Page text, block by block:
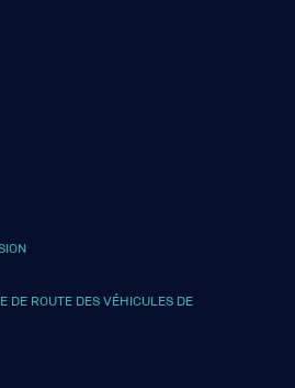
DE ROUTE DES VÉHICULES DE